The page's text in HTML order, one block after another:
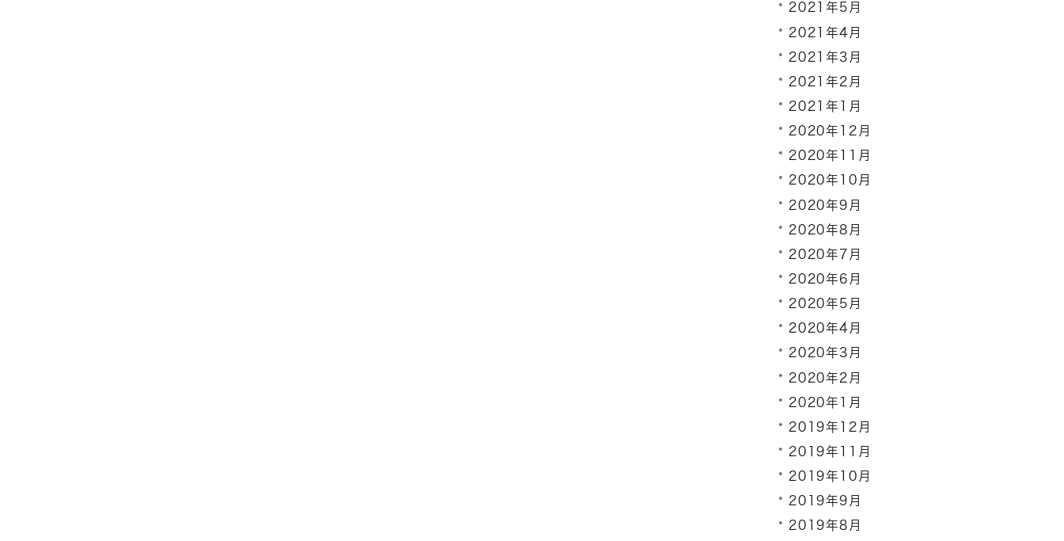
2021年5月
2021年4月
2021年3月
2021年2月
2021年1月
2020年12月
2020年11月
2020年10月
2020年9月
2020年8月
2020年7月
2020年6月
2020年5月
2020年4月
2020年3月
2020年2月
2020年1月
2019年12月
2019年11月
2019年10月
2019年9月
2019年8月